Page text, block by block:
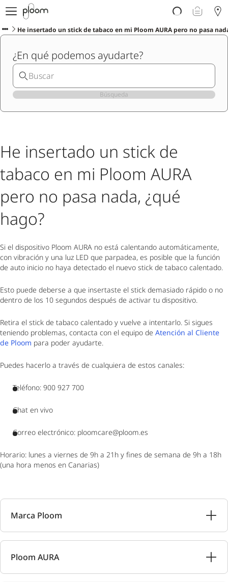
Descubre Ploom AURA
Tienda
Ploom Club
Blog
Ayuda y soporte
Localiza tu tienda
PENÍNSULA Y BALEARES
He insertado un stick de tabaco en mi Ploom AURA pero no pasa
¿En qué podemos ayudarte?
Búsqueda
He insertado un stick de
tabaco en mi Ploom AURA
pero no pasa nada, ¿qué
hago?
Si el dispositivo Ploom AURA no está calentando automáticamente,
con vibración y una luz LED que parpadea, es posible que la función
de auto inicio no haya detectado el nuevo stick de tabaco calentado.
Esto puede deberse a que insertaste el stick demasiado rápido o no
dentro de los 10 segundos después de activar tu dispositivo.
Retira el stick de tabaco calentado y vuelve a intentarlo. Si sigues
teniendo problemas, contacta con el equipo de Atención al Cliente
de Ploom para poder ayudarte.
Puedes hacerlo a través de cualquiera de estos canales:
Teléfono: 900 927 700
Chat en vivo
Correo electrónico: ploomcare@ploom.es
Horario: lunes a viernes de 9h a 21h y fines de semana de 9h a 18h
(una hora menos en Canarias)
Marca Ploom
Ploom AURA